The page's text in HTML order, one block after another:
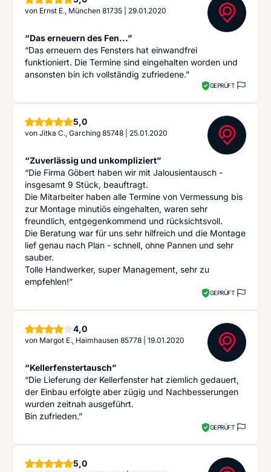
von Ernst E., München 81735 29.01.2020
“Das erneuern des Fen...”
“Das erneuern des Fensters hat einwandfrei
funktioniert. Die Termine sind eingehalten worden und
ansonsten bin ich vollständig zufriedene.”
GEPRÜFT
5,0Sterne
von Jitka C., Garching 85748 25.01.2020
“Zuverlässig und unkompliziert”
“Die Firma Göbert haben wir mit Jalousientausch -
insgesamt 9 Stück, beauftragt.
Die Mitarbeiter haben alle Termine von Vermessung bis
zur Montage minutiös eingehalten, waren sehr
freundlich, entgegenkommend und rücksichtsvoll.
Die Beratung war für uns sehr hilfreich und die Montage
lief genau nach Plan - schnell, ohne Pannen und sehr
sauber.
Tolle Handwerker, super Management, sehr zu
empfehlen!”
GEPRÜFT
4,0Sterne
von Margot E., Haimhausen 85778 19.01.2020
“Kellerfenstertausch”
“Die Lieferung der Kellerfenster hat ziemlich gedauert,
der Einbau erfolgte aber zügig und Nachbesserungen
wurden zeitnah ausgeführt.
Bin zufrieden.”
GEPRÜFT
5,0Sterne